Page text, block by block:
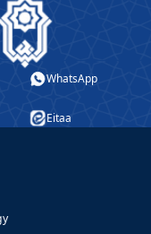
WhatsApp
Eitaa